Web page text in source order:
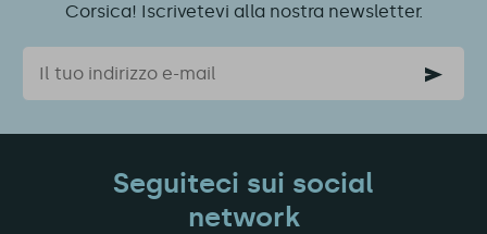
Corsica! Iscrivetevi alla nostra newsletter.
Email
Seguiteci sui social
network